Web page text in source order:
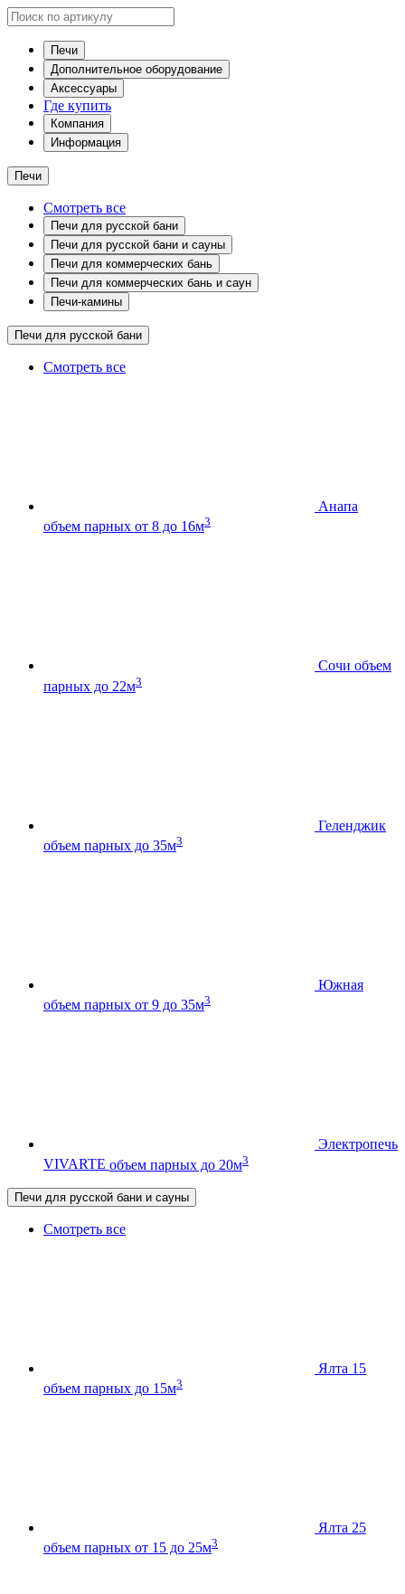
Печи
Дополнительное оборудование
Аксессуары
Где купить
Компания
Информация
Печи
Смотреть все
Печи для русской бани
Печи для русской бани и сауны
Печи для коммерческих бань
Печи для коммерческих бань и саун
Печи-камины
Печи для русской бани
Смотреть все
Анапа
объем парных от 8 до 16м3
Сочи объем
парных до 22м3
Геленджик
объем парных до 35м3
Южная
объем парных от 9 до 35м3
Электропечь
VIVARTE объем парных до 20м3
Печи для русской бани и сауны
Смотреть все
Ялта 15
объем парных до 15м3
Ялта 25
объем парных от 15 до 25м3